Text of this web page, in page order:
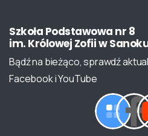
Szkoła Podstawowa nr 8
im. Królowej Zofiiw
Bądź na bieżąco, sprawdź
Facebook i YouTube